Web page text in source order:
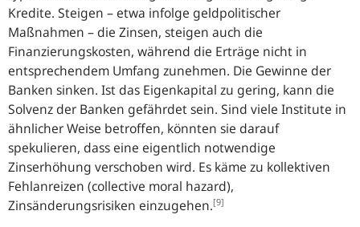
Kredite. Steigen – etwa infolge geldpolitischer
Maßnahmen – die Zinsen, steigen auch die
Finanzierungskosten, während die Erträge nicht in
entsprechendem Umfang zunehmen. Die Gewinne der
Banken sinken. Ist das Eigenkapital zu gering, kann die
Solvenz der Banken gefährdet sein. Sind viele Institute in
ähnlicher Weise betroffen, könnten sie darauf
spekulieren, dass eine eigentlich notwendige
Zinserhöhung verschoben wird. Es käme zu kollektiven
Fehlanreizen (collective moral hazard),
Zinsänderungsrisiken einzugehen.[9]